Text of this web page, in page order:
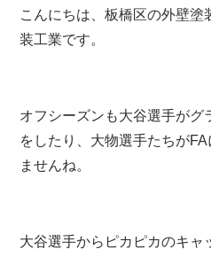
こんにちは、板橋区の外壁塗
装工業です。
オフシーズンも大谷選手がグ
をしたり、大物選手たちが
ませんね。
大谷選手からピカピカのキャ